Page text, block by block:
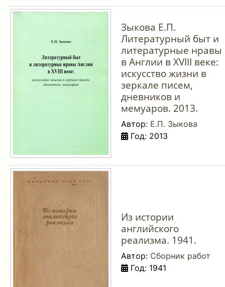
Зыкова Е.П.
Литературный быт и
литературные нравы
в Англии в XVIII веке:
искусство жизни в
зеркале писем,
дневников и
мемуаров. 2013.
Автор: Е.П. Зыкова
Год: 2013
Из истории
английского
реализма. 1941.
Автор: Сборник работ
Год: 1941